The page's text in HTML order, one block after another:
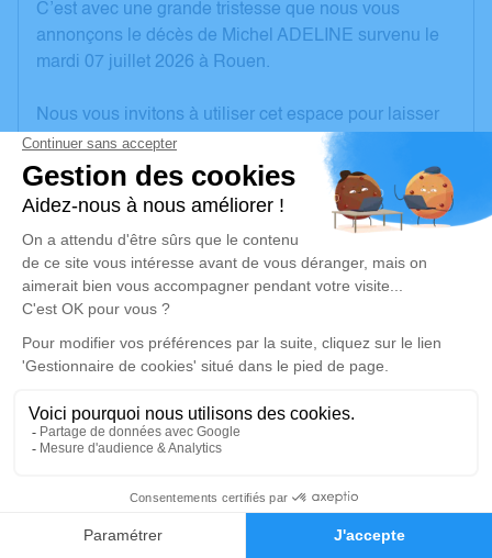
Faire-part Hommages
C’est avec une grande tristesse que nous vous
annonçons le décès de Michel ADELINE survenu le
mardi 07 juillet 2026 à Rouen.
Nous vous invitons à utiliser cet espace pour laisser
vos condoléances, partager des photos souvenirs,
une anecdote ou exprimer vos pensées à travers des
poèmes ou des textes. Cet endroit est un lieu
d'expression dédié à honorer la mémoire de Michel
ADELINE.
vendredi 17 juillet 2026 à 10h00
Église Saint Paul de Le Neubourg
Rue Dupont de l'Eure
Je rends hommage